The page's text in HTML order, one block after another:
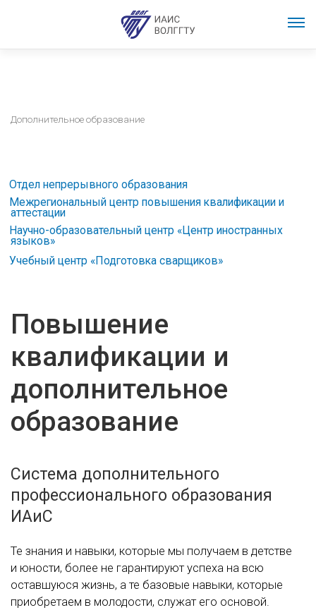
Дополнительное образование
Отдел непрерывного образования
Межрегиональный центр повышения квалификации и
аттестации
Научно-образовательный центр «Центр иностранных
языков»
Учебный центр «Подготовка сварщиков»
Повышение
квалификации и
дополнительное
образование
Система дополнительного
профессионального образования
ИАиС
Те знания и навыки, которые мы получаем в детстве
и юности, более не гарантируют успеха на всю
оставшуюся жизнь, а те базовые навыки, которые
приобретаем в молодости, служат его основой.